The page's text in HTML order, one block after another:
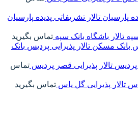
تالار تشریفاتی پدیده پارسیان
تالار باشگاه بانک سپه تماس بگیرید
تالار پذیرایی پردیس بانک
تالار پذیرایی قصر پردیس تماس
تالار پذیرایی گل یاس تماس بگیرید